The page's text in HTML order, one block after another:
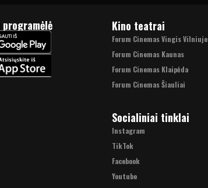
Kino teatrai
Forum Cinemas Vingis Vilniuje
Forum Cinemas Kaunas
Forum Cinemas Klaipėda
Forum Cinemas Šiauliai
Socialiniai tinklai
Instagram
TikTok
Facebook
Youtube